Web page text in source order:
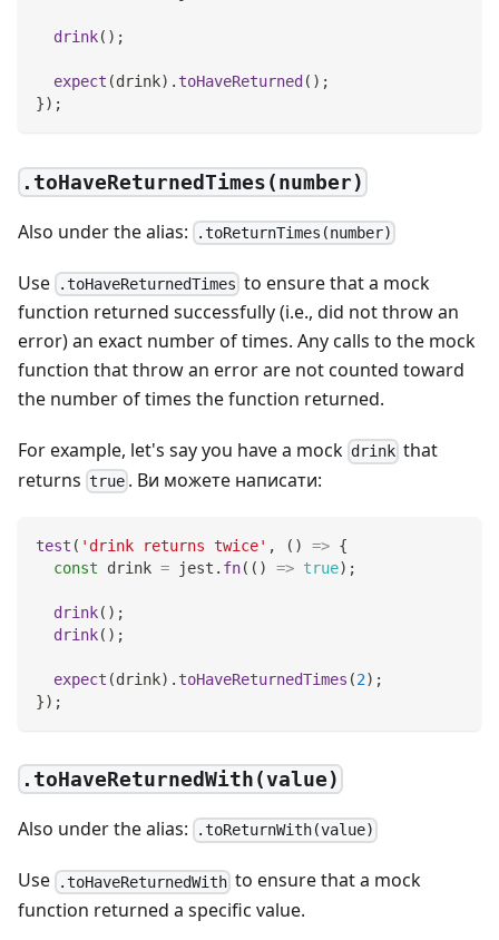
drink( ) ;
expect (drink) . toHaveReturned ( ) ;
}) ;
.toHaveReturnedTimes(number)
Also under the alias: .toReturnTimes(number)
Use .toHaveReturnedTimes to ensure that a mock
function returned successfully (i.e., did not throw an
error) an exact number of times. Any calls to the mock
function that throw an error are not counted toward
the number of times the function returned.
For example, let's say you have a mock drink that
returns true . Ви можете написати:
test ( 'drink returns twice' , ( ) => {
const drink = jest . fn( ( ) => true) ;
drink( ) ;
drink( ) ;
expect (drink) . toHaveReturnedTimes (2) ;
}) ;
.toHaveReturnedWith(value)
Also under the alias: .toReturnWith(value)
Use .toHaveReturnedWith to ensure that a mock
function returned a specific value.